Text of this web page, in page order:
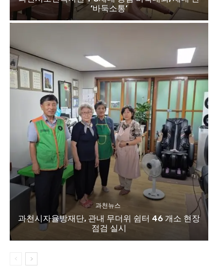
‘바둑소통’
과천뉴스
과천시자율방재단, 관내 무더위 쉼터 46 개소 현장
점검 실시